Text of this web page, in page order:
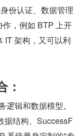
份认证、数据管理
，例如 BTP 上开
IT 架构，又可以利
：
辑和数据模型。
据结构、SuccessF